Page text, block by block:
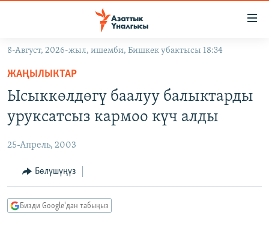
Навигацияга
өтүңүз
Издөөгө
салыңыз
ЭКОНОМИКА
МАДАНИЯТ
БОРБОР АЗИЯ
УКРАИНА
АТАЙЫН ИЛИКТӨӨ
ТВ ПРОГРАММАЛАР
ЭКСПЕРТТЕР ТАЛДАЙТ
ӨЗГӨЧӨ ПИКИР
8-Август, 2026-жыл, ишемби, Бишкек убактысы 18:34
ЖАҢЫЛЫКТАР
Ысыккөлдөгү баалуу балыктарды
уруксатсыз кармоо күч алды
25-Апрель, 2003
Бөлүшүңүз
Бизди Google'дан табыңыз